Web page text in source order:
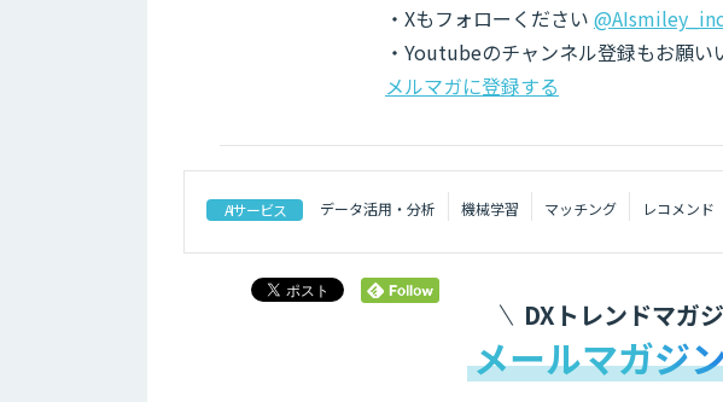
・Xもフォローください
・Youtubeのチャンネル登録もお願い
メルマガに登録する
AIサービス データ活用・分析 機械学習 マッチング レコメンド
DXトレンドマガ
メールマガジ